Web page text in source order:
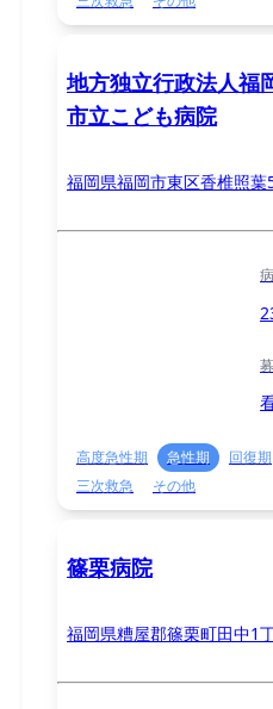
地方独立行政法人福
市立こども病院
福岡県福岡市東区香椎照
高度急性期 急性期 回復期
三次救急
その他
篠栗病院
福岡県糟屋郡篠栗町田中1